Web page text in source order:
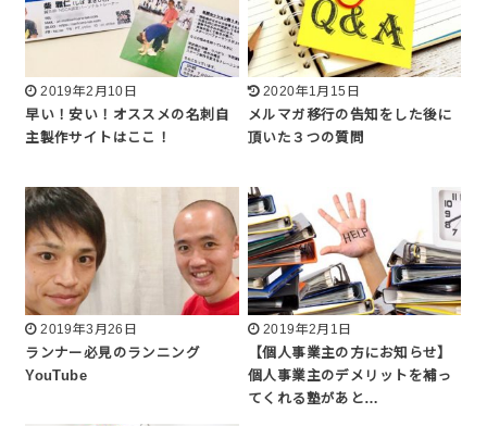
2019年2月10日
早い！安い！オススメの名刺自
主製作サイトはここ！
2020年1月15日
メルマガ移行の告知をした後に
頂いた３つの質問
2019年3月26日
ランナー必見のランニング
YouTube
2019年2月1日
【個人事業主の方にお知らせ】
個人事業主のデメリットを補っ
てくれる塾があと…